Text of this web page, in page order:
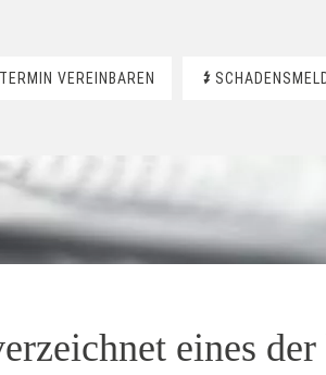
TERMIN VEREINBAREN
eines der